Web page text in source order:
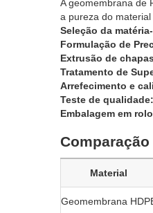
A geomembrana de
a pureza do
Seleção da
Formulação de
Extrusão de
Tratamento de
Arrefecimento e
Teste de qualidade:
Embalagem em
Material
Geomembrana